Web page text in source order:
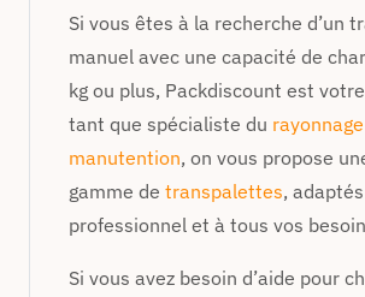
Si vous êtes à la recherche d’un
manuel avec une capacité de
kg ou plus, Packdiscount est
tant que spécialiste du
manutention, on vous propose
gamme de transpalettes,
professionnel et à tous vos
Si vous avez besoin d’aide pour